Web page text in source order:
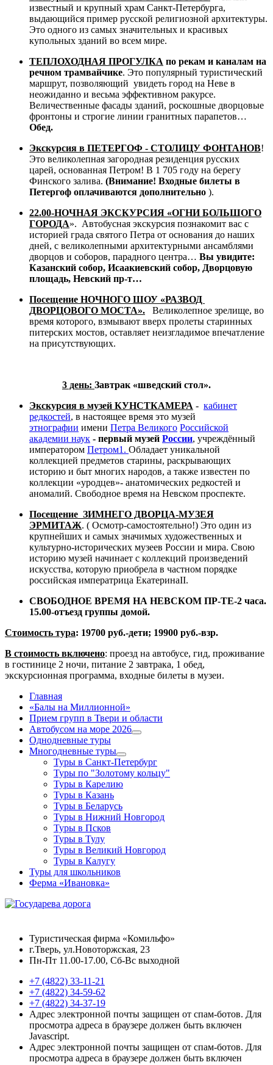
известный и крупный храм Санкт-Петербурга,
выдающийся пример русской религиозной архитектуры.
Это одного из самых значительных и красивых
купольных зданий во всем мире.
ТЕПЛОХОДНАЯ ПРОГУЛКА по рекам и каналам на
речном трамвайчике. Это популярный туристический
маршрут, позволяющий увидеть город на Неве в
неожиданно и весьма эффективном ракурсе.
Величественные фасады зданий, роскошные дворцовые
фронтоны и строгие линии гранитных парапетов…
Обед.
Экскурсия в ПЕТЕРГОФ - СТОЛИЦУ ФОНТАНОВ!
Это великолепная загородная резиденция русских
царей, основанная Петром! В 1 705 году на берегу
Финского залива. (Внимание! Входные билеты в
Петергоф оплачиваются дополнительно ).
22.00-НОЧНАЯ ЭКСКУРСИЯ «ОГНИ БОЛЬШОГО
ГОРОДА». Автобусная экскурсия познакомит вас с
историей града святого Петра от основания до наших
дней, с великолепными архитектурными ансамблями
дворцов и соборов, парадного центра… Вы увидите:
Казанский собор, Исаакиевский собор, Дворцовую
площадь, Невский пр-т…
Посещение НОЧНОГО ШОУ «РАЗВОД
ДВОРЦОВОГО МОСТА». Великолепное зрелище, во
время которого, взмывают вверх пролеты старинных
питерских мостов, оставляет неизгладимое впечатление
на присутствующих.
3 день: Завтрак «шведский стол».
Экскурсия в музей КУНСТКАМЕРА - кабинет
редкостей, в настоящее время это музей
этнографии имени Петра Великого Российской
академии наук - первый музей России, учреждённый
императором Петром1 . Обладает уникальной
коллекцией предметов старины, раскрывающих
историю и быт многих народов, а также известен по
коллекции «уродцев»- анатомических редкостей и
аномалий. Свободное время на Невском проспекте.
Посещение ЗИМНЕГО ДВОРЦА-МУЗЕЯ
ЭРМИТАЖ. ( Осмотр-самостоятельно!) Это один из
крупнейших и самых значимых художественных и
культурно-исторических музеев России и мира. Свою
историю музей начинает с коллекций произведений
искусства, которую приобрела в частном порядке
российская императрица ЕкатеринаII.
СВОБОДНОЕ ВРЕМЯ НА НЕВСКОМ ПР-ТЕ-2 часа.
15.00-отъезд группы домой.
Стоимость тура: 19700 руб.-дети; 19900 руб.-взр.
В стоимость включено: проезд на автобусе, гид, проживание
в гостинице 2 ночи, питание 2 завтрака, 1 обед,
экскурсионная программа, входные билеты в музеи.
Главная
«Балы на Миллионной»
Прием групп в Твери и области
Автобусом на море 2026
Однодневные туры
Многодневные туры
Туры в Санкт-Петербург
Туры по "Золотому кольцу"
Туры в Карелию
Туры в Казань
Туры в Беларусь
Туры в Нижний Новгород
Туры в Псков
Туры в Тулу
Туры в Великий Новгород
Туры в Калугу
Туры для школьников
Ферма «Ивановка»
Туристическая фирма «Комильфо»
г.Тверь, ул.Новоторжская, 23
Пн-Пт 11.00-17.00, Сб-Вс выходной
+7 (4822) 33-11-21
+7 (4822) 34-59-62
+7 (4822) 34-37-19
Адрес электронной почты защищен от спам-ботов. Для
просмотра адреса в браузере должен быть включен
Javascript.
Адрес электронной почты защищен от спам-ботов. Для
просмотра адреса в браузере должен быть включен